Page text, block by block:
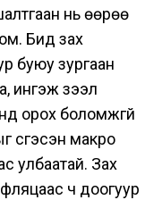
нь өөрөө
юм. Бид зах
буюу зургаан
ингэж зээл
орох боломжгүй
макро
улбаатай. Зах
ч доогуур